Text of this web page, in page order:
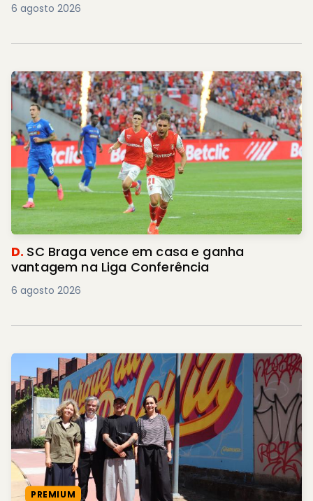
6 agosto 2026
D. SC Braga vence em casa e ganha
vantagem na Liga Conferência
6 agosto 2026
PREMIUM